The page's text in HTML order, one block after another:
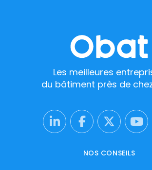
Les meilleures
du bâtiment près de
NOS CONSEILS